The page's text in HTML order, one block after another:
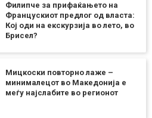
Филипче за прифаќањето на
Францускиот предлог од власта:
Кој оди на екскурзија во лето, во
Брисел?
Мицкоски повторно лаже –
минималецот во Македонија е
меѓу најслабите во регионот